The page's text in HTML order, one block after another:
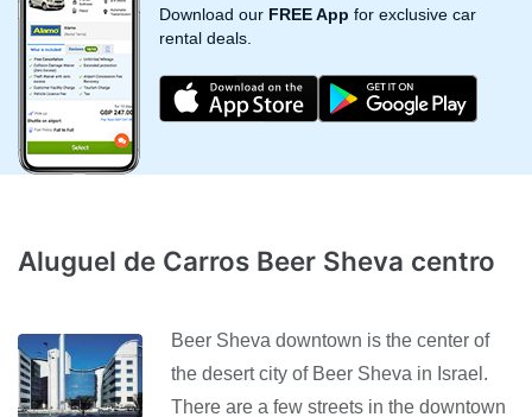
Download our FREE App for exclusive car
rental deals.
Aluguel de Carros Beer Sheva centro
Beer Sheva downtown is the center of
the desert city of Beer Sheva in Israel.
There are a few streets in the downtown